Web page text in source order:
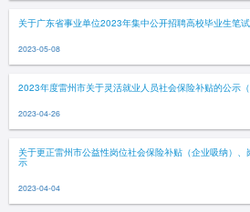
关于广东省事业单位2023年集中公开招聘高校毕业生笔
2023-05-08
2023年度雷州市关于灵活就业人员社会保险补贴的公示（
2023-04-26
关于更正雷州市公益性岗位社会保险补贴（企业吸纳）
示
2023-04-04